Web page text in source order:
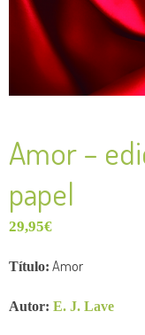
Amor –
papel
29,95€
Título: Amor
Autor: E. J. Lave